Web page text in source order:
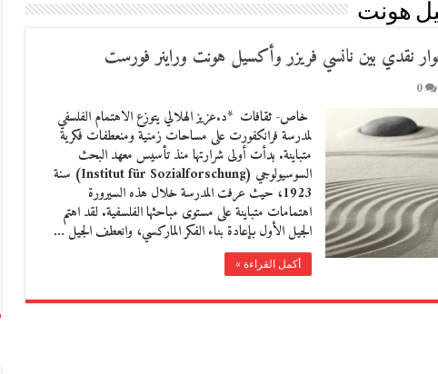
هونت
نقدي بين نانسي فريزر وأكسيل هونت وراينر فورست
0
خاص- ثقافات *د.عزيز الهلالي يتوزع الاهتمام الفلسفي
لمدرسة فرانكفورت على مساحات زمنية ومنعطفات فكرية
متباينة. بدأت أولى شرارتها منذ تأسيس معهد البحث
السوسيولوجي (Institut für Sozialforschung) سنة
1923، حيث عرفت المدرسة خلال هذه السيرورة
اهتمامات متباينة على مستوى مباحثها الفلسفية. لقد اهتم
الجيل الأول بإعادة بناء الفكر الماركسي، وانعطف الجيل …
أكمل القراءة »